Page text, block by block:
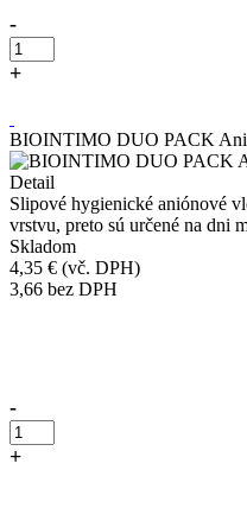
-
+
BIOINTIMO DUO PACK
Detail
Slipové hygienické aniónové
vrstvu, preto sú určené na dni
Skladom
4,35 € (vč. DPH)
3,66 bez DPH
-
+